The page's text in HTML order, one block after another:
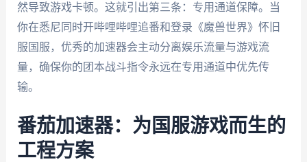
然导致游戏卡顿。这就引出第三条：专用通道保障。当
你在悉尼同时开哔哩哔哩追番和登录《魔兽世界》怀旧
服国服，优秀的加速器会主动分离娱乐流量与游戏流
量，确保你的团本战斗指令永远在专用通道中优先传
输。
番茄加速器：为国服游戏而生的
工程方案